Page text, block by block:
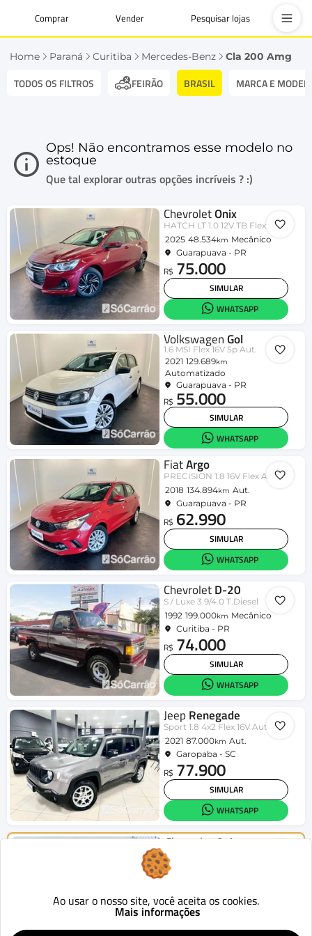
Comprar Vender Pesquisar lojas
Home Paraná Curitiba Mercedes-Benz Cla 200 Amg
TODOS OS FILTROS FEIRÃO BRASIL MARCA E
Ops! Não encontramos esse modelo no
estoque
Que tal explorar outras opções incríveis ? :)
ChevroletOnix
HATCH LT 1.0 12V TB Flex 5p Mec.
2025 48.534km Mecânico
Guarapuava - PR
R$ 75.000
SIMULAR
WHATSAPP
VolkswagenGol
1.6 MSI Flex 16V 5p Aut.
2021 129.689km
Automatizado
Guarapuava - PR
R$ 55.000
SIMULAR
WHATSAPP
FiatArgo
PRECISION 1.8 16V Flex Aut.
2018 134.894km Aut.
Guarapuava - PR
R$ 62.990
SIMULAR
WHATSAPP
ChevroletD-20
S / Luxe 3.9/4.0 T.Diesel
1992 199.000km Mecânico
Curitiba - PR
R$ 74.000
SIMULAR
WHATSAPP
Jeep Renegade
Sport 1.8 4x2 Flex 16V Aut.
2021 87.000km Aut.
Garopaba - SC
R$ 77.900
SIMULAR
WHATSAPP
ChevroletOnix
2015
R$ 46.900
Ao usar o nosso site, você aceita os cookies.
Mais informações